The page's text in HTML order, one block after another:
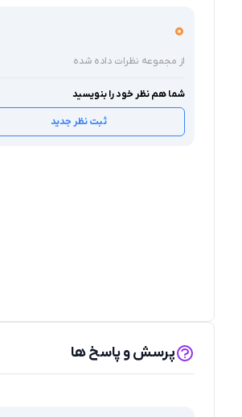
0
از مجموعه نظرات داده شده
شما هم نظر خود را بنویسید
ثبت نظر جدید
پرسش و پاسخ ها